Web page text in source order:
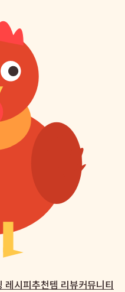
레시피추천템 리뷰커뮤니티